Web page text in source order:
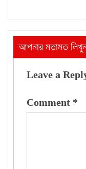
আপনার মতামত
Leave a
Comment *